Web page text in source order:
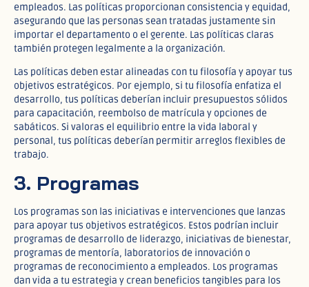
empleados. Las políticas proporcionan consistencia y equidad,
asegurando que las personas sean tratadas justamente sin
importar el departamento o el gerente. Las políticas claras
también protegen legalmente a la organización.
Las políticas deben estar alineadas con tu filosofía y apoyar tus
objetivos estratégicos. Por ejemplo, si tu filosofía enfatiza el
desarrollo, tus políticas deberían incluir presupuestos sólidos
para capacitación, reembolso de matrícula y opciones de
sabáticos. Si valoras el equilibrio entre la vida laboral y
personal, tus políticas deberían permitir arreglos flexibles de
trabajo.
3. Programas
Los programas son las iniciativas e intervenciones que lanzas
para apoyar tus objetivos estratégicos. Estos podrían incluir
programas de desarrollo de liderazgo, iniciativas de bienestar,
programas de mentoría, laboratorios de innovación o
programas de reconocimiento a empleados. Los programas
dan vida a tu estrategia y crean beneficios tangibles para los